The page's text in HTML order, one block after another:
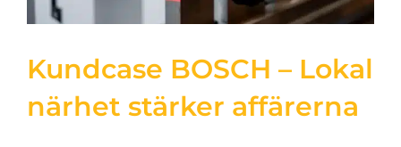
Kundcase BOSCH – Lokal
närhet stärker affärerna